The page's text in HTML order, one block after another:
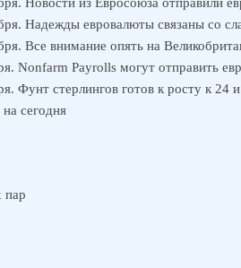
Надежды евровалюты связаны со
Все внимание опять на
Nonfarm Payrolls могут отправить
Фунт стерлингов готов к росту к 24
сегодня
пар